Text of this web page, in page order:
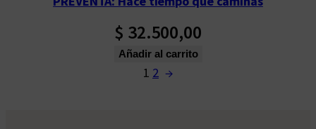
$ 32.500,00
Añadir al carrito
1 2 →